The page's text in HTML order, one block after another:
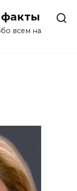
всем на